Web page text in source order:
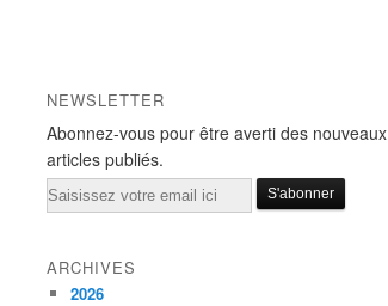
NEWSLETTER
Abonnez-vous pour être averti des nouveaux
articles publiés.
Email
ARCHIVES
2026